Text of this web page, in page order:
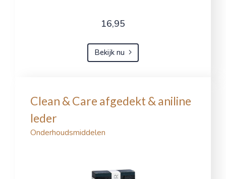
16,95
Bekijk nu
Clean & Care afgedekt & aniline
leder
Onderhoudsmiddelen